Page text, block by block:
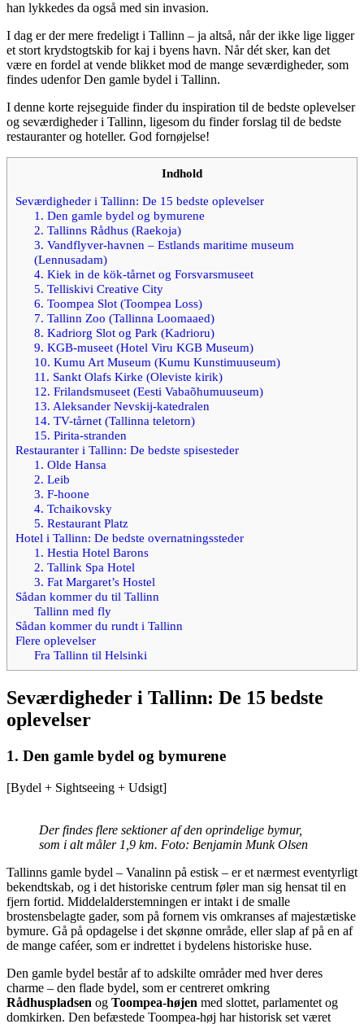
han lykkedes da også med sin invasion.
I dag er der mere fredeligt i Tallinn – ja altså, når der ikke lige ligger
et stort krydstogtskib for kaj i byens havn. Når dét sker, kan det
være en fordel at vende blikket mod de mange seværdigheder, som
findes udenfor Den gamle bydel i Tallinn.
I denne korte rejseguide finder du inspiration til de bedste oplevelser
og seværdigheder i Tallinn, ligesom du finder forslag til de bedste
restauranter og hoteller. God fornøjelse!
Indhold
Seværdigheder i Tallinn: De 15 bedste oplevelser
1. Den gamle bydel og bymurene
2. Tallinns Rådhus (Raekoja)
3. Vandflyver-havnen – Estlands maritime museum
(Lennusadam)
4. Kiek in de kök-tårnet og Forsvarsmuseet
5. Telliskivi Creative City
6. Toompea Slot (Toompea Loss)
7. Tallinn Zoo (Tallinna Loomaaed)
8. Kadriorg Slot og Park (Kadrioru)
9. KGB-museet (Hotel Viru KGB Museum)
10. Kumu Art Museum (Kumu Kunstimuuseum)
11. Sankt Olafs Kirke (Oleviste kirik)
12. Frilandsmuseet (Eesti Vabaõhumuuseum)
13. Aleksander Nevskij-katedralen
14. TV-tårnet (Tallinna teletorn)
15. Pirita-stranden
Restauranter i Tallinn: De bedste spisesteder
1. Olde Hansa
2. Leib
3. F-hoone
4. Tchaikovsky
5. Restaurant Platz
Hotel i Tallinn: De bedste overnatningssteder
1. Hestia Hotel Barons
2. Tallink Spa Hotel
3. Fat Margaret’s Hostel
Sådan kommer du til Tallinn
Tallinn med fly
Sådan kommer du rundt i Tallinn
Flere oplevelser
Fra Tallinn til Helsinki
Seværdigheder i Tallinn: De 15 bedste
oplevelser
1. Den gamle bydel og bymurene
[Bydel + Sightseeing + Udsigt]
Der findes flere sektioner af den oprindelige bymur,
som i alt måler 1,9 km. Foto: Benjamin Munk Olsen
Tallinns gamle bydel – Vanalinn på estisk – er et nærmest eventyrligt
bekendtskab, og i det historiske centrum føler man sig hensat til en
fjern fortid. Middelalderstemningen er intakt i de smalle
brostensbelagte gader, som på fornem vis omkranses af majestætiske
bymure. Gå på opdagelse i det skønne område, eller slap af på en af
de mange caféer, som er indrettet i bydelens historiske huse.
Den gamle bydel består af to adskilte områder med hver deres
charme – den flade bydel, som er centreret omkring
Rådhuspladsen og Toompea-højen med slottet, parlamentet og
domkirken. Den befæstede Toompea-høj har historisk set været